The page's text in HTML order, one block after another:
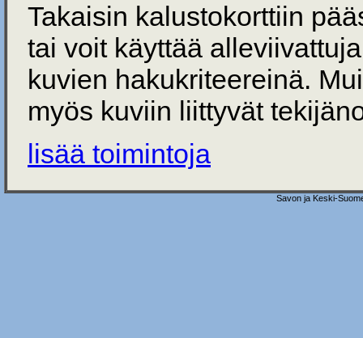
Takaisin kalustokorttiin
tai voit käyttää
kuvien hakukriteereinä.
myös kuviin liittyvät
lisää toimintoja
Savon ja Keski-